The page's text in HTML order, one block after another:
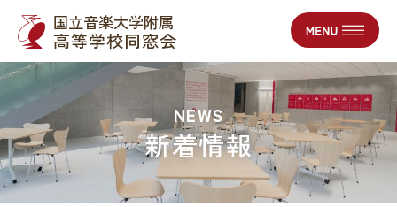
国立音楽大学附属
高等学校同窓会
NEWS
新着情報